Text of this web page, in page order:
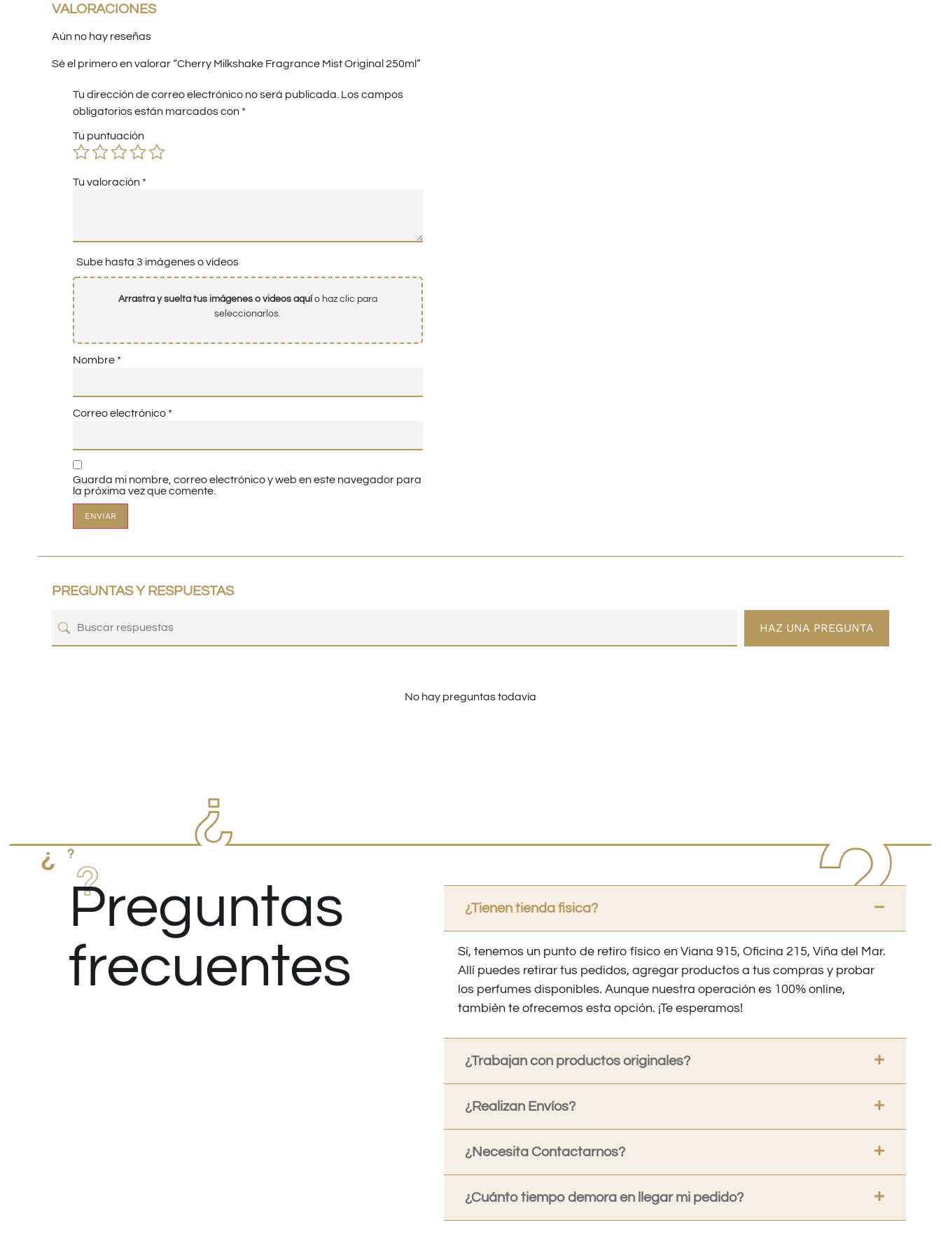
VALORACIONES
Aún no hay reseñas
Sé el primero en valorar “Cherry Milkshake Fragrance Mist Original 250ml”
Tu dirección de correo electrónico no será publicada. Los campos
obligatorios están marcados con *
Tu puntuación
Tu valoración *
Sube hasta 3 imágenes o vídeos
Arrastra y suelta tus imágenes o videos aquío haz clic para
seleccionarlos.
Nombre *
Correo electrónico *
Guarda mi nombre, correo electrónico y web en este navegador para
la próxima vez que comente.
PREGUNTAS Y RESPUESTAS
HAZ UNA PREGUNTA
No hay preguntas todavía
Preguntas
frecuentes
¿Tienen tienda fisica?
Sí, tenemos un punto de retiro físico en Viana 915, Oficina 215, Viña del Mar.
Allí puedes retirar tus pedidos, agregar productos a tus compras y probar
los perfumes disponibles. Aunque nuestra operación es 100% online,
también te ofrecemos esta opción. ¡Te esperamos!
¿Trabajan con productos originales?
¿Realizan Envíos?
¿Necesita Contactarnos?
¿Cuánto tiempo demora en llegar mi pedido?